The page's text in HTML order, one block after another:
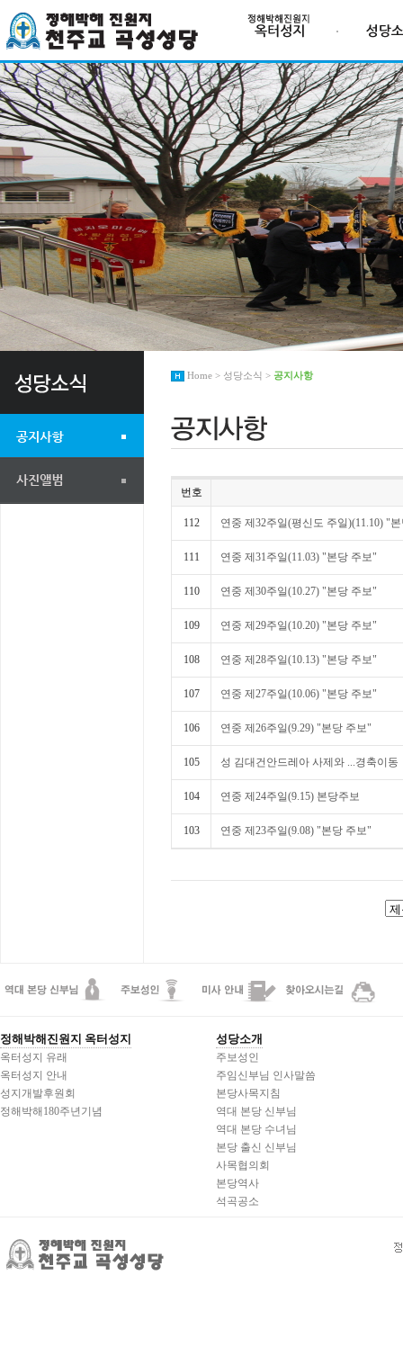
Home > 성당소식 > 공지사항
번호
112 연중 제32주일(평신도 주일)(11.10) "
111 연중 제31주일(11.03) "본당 주보"
110 연중 제30주일(10.27) "본당 주보"
109 연중 제29주일(10.20) "본당 주보"
108 연중 제28주일(10.13) "본당 주보"
107 연중 제27주일(10.06) "본당 주보"
106 연중 제26주일(9.29) "본당 주보"
105 성 김대건안드레아 사제와 ...경축이동
104 연중 제24주일(9.15) 본당주보
103 연중 제23주일(9.08) "본당 주보"
정해박해진원지 옥터성지
옥터성지 유래
옥터성지 안내
성지개발후원회
정해박해180주년기념
성당소개
주보성인
주임신부님 인사말씀
본당사목지침
역대 본당 신부님
역대 본당 수녀님
본당 출신 신부님
사목협의회
본당역사
석곡공소